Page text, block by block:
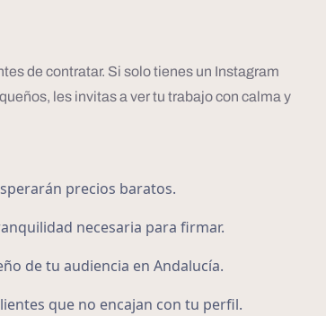
de contratar. Si solo tienes un Instagram
les invitas a ver tu trabajo con calma y
precios baratos.
necesaria para firmar.
de tu audiencia en Andalucía.
que no encajan con tu perfil.